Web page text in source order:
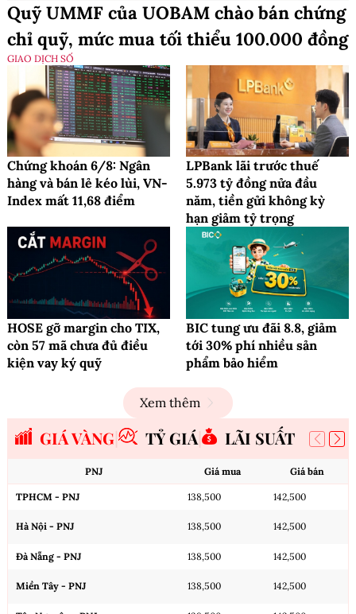
Quỹ UMMF của UOBAM chào bán chứng
chỉ quỹ, mức mua tối thiểu 100.000 đồng
GIAO DỊCH SỐ
Chứng khoán 6/8: Ngân
hàng và bán lẻ kéo lùi, VN-
Index mất 11,68 điểm
LPBank lãi trước thuế
5.973 tỷ đồng nửa đầu
năm, tiền gửi không kỳ
hạn giảm tỷ trọng
HOSE gỡ margin cho TIX,
còn 57 mã chưa đủ điều
kiện vay ký quỹ
BIC tung ưu đãi 8.8, giảm
tới 30% phí nhiều sản
phẩm bảo hiểm
Xem thêm
GIÁ VÀNG TỶ GIÁ LÃI SUẤT
PNJ Giá mua Giá bán
TPHCM - PNJ 138,500 142,500
Hà Nội - PNJ 138,500 142,500
Đà Nẵng - PNJ 138,500 142,500
Miền Tây - PNJ 138,500 142,500